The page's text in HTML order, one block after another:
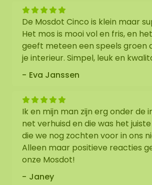
De Mosdot Cinco is klein maar
Het mos is mooi vol en fris, en
geeft meteen een speels groen
je interieur. Simpel, leuk en
Eva Janssen
Ik en mijn man zijn erg onder de
net verhuisd en die was het
die we nog zochten voor in ons
Alleen maar positieve reacties
onze Mosdot!
Janey